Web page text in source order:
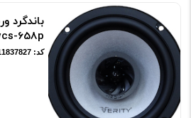
658p
کد: 11837827